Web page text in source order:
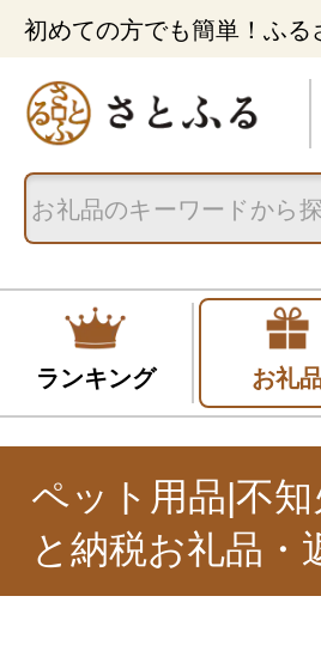
初めての方でも簡単！ふる
ランキング お礼
ペット用品|不
と納税お礼品・